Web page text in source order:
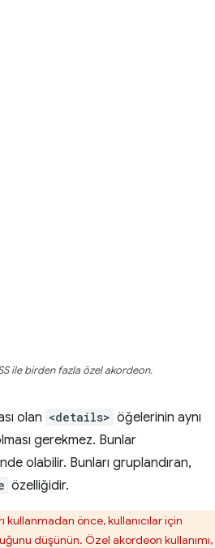
ile birden fazla özel akordeon.
olan <details> öğelerinin aynı
gerekmez. Bunlar
olabilir. Bunları gruplandıran,
özelliğidir.
kullanmadan önce, kullanıcılar için
düşünün. Özel akordeon kullanımı,